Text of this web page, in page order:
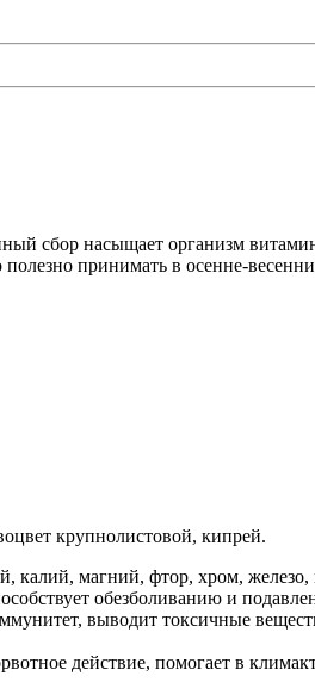
сбор насыщает организм
принимать в осенне-
крупнолистовой, кипрей.
калий, магний, фтор, хром,
обезболиванию и
выводит токсичные
действие, помогает в